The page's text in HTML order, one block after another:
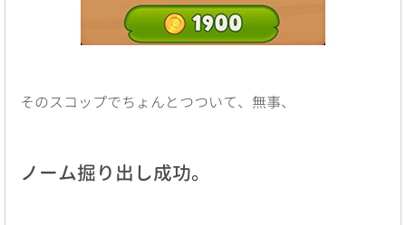
そのスコップでちょんとつついて、無事、
ノーム掘り出し成功。